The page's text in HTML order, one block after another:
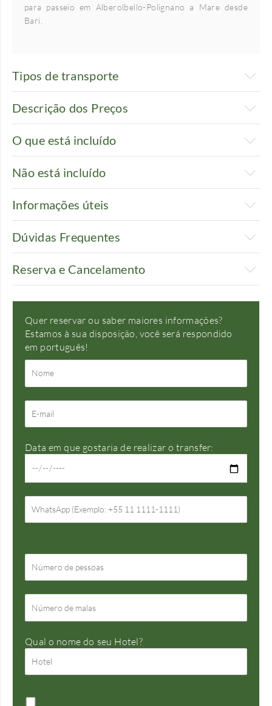
para passeio em Alberolbello-Polignano a Mare desde
Bari.
Tipos de transporte
Descrição dos Preços
O que está incluído
Não está incluído
Informações úteis
Dúvidas Frequentes
Reserva e Cancelamento
Quer reservar ou saber maiores informações?
Estamos à sua disposição, você será respondido
em português!
Data em que gostaria de realizar o transfer:
Qual o nome do seu Hotel?